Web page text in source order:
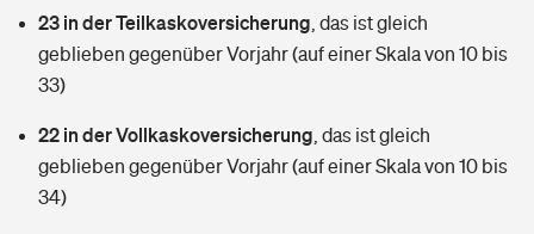
Zur Übersicht
Hochwasser-Check: Wie gefährdet ist Ihr Haus?
Handyversicherung
Private Cyberversicherung
Wer versichert was: Jetzt Versicherer finden
Sie haben Fragen?
Rentenrechner: Wie viel Geld bekomme ich im Alter?
23 in der Teilkaskoversicherung das ist gleich
geblieben gegenüber Vorjahr (auf einer Skala von 10 bis
33)
22 in der Vollkaskoversicherung das ist gleich
geblieben gegenüber Vorjahr (auf einer Skala von 10 bis
34)